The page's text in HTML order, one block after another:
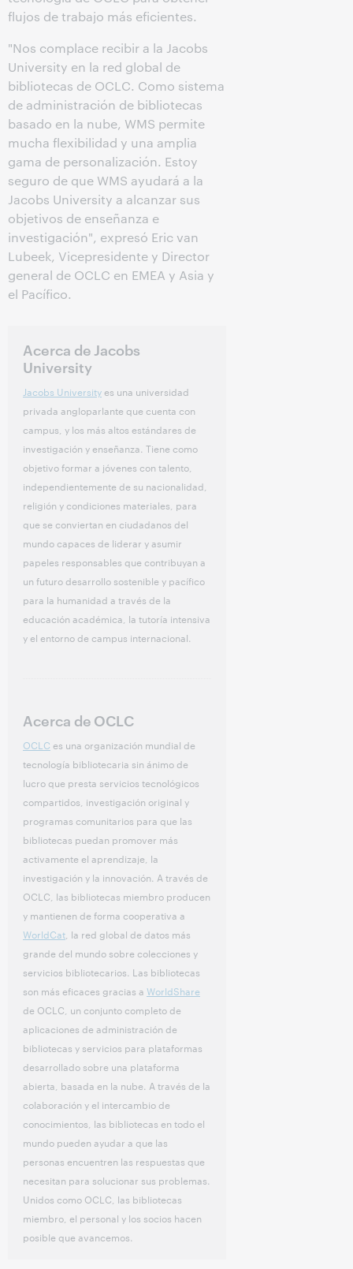
flujos de trabajo más eficientes.
"Nos complace recibir a la Jacobs
University en la red global de
bibliotecas de OCLC. Como sistema
de administración de bibliotecas
basado en la nube, WMS permite
mucha flexibilidad y una amplia
gama de personalización. Estoy
seguro de que WMS ayudará a la
Jacobs University a alcanzar sus
objetivos de enseñanza e
investigación", expresó Eric van
Lubeek, Vicepresidente y Director
general de OCLC en EMEA y Asia y
el Pacífico.
Acerca de Jacobs
University
Jacobs University es una universidad
privada angloparlante que cuenta con
campus, y los más altos estándares de
investigación y enseñanza. Tiene como
objetivo formar a jóvenes con talento,
independientemente de su nacionalidad,
religión y condiciones materiales, para
que se conviertan en ciudadanos del
mundo capaces de liderar y asumir
papeles responsables que contribuyan a
un futuro desarrollo sostenible y pacífico
para la humanidad a través de la
educación académica, la tutoría intensiva
y el entorno de campus internacional.
Acerca de OCLC
OCLC es una organización mundial de
tecnología bibliotecaria sin ánimo de
lucro que presta servicios tecnológicos
compartidos, investigación original y
programas comunitarios para que las
bibliotecas puedan promover más
activamente el aprendizaje, la
investigación y la innovación. A través de
OCLC, las bibliotecas miembro producen
y mantienen de forma cooperativa a
WorldCat , la red global de datos más
grande del mundo sobre colecciones y
servicios bibliotecarios. Las bibliotecas
son más eficaces gracias a WorldShare
de OCLC, un conjunto completo de
aplicaciones de administración de
bibliotecas y servicios para plataformas
desarrollado sobre una plataforma
abierta, basada en la nube. A través de la
colaboración y el intercambio de
conocimientos, las bibliotecas en todo el
mundo pueden ayudar a que las
personas encuentren las respuestas que
necesitan para solucionar sus problemas.
Unidos como OCLC, las bibliotecas
miembro, el personal y los socios hacen
posible que avancemos.